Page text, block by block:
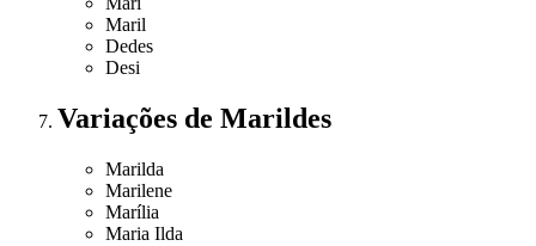
Maril
Dedes
Desi
Variações de Marildes
Marilda
Marilene
Marília
Maria Ilda